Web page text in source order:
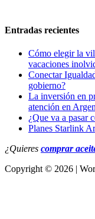
Entradas recientes
Cómo elegir la
vacaciones
Conectar
gobierno?
La inversión en
atención en
¿Que va a pasar
Planes Starlink
¿Quieres comprar
Copyright © 2026 |